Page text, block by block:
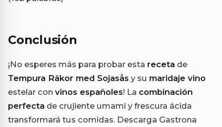
Conclusión
¡No esperes más para probar esta receta de
Tempura Räkor med Sojasås y su maridaje vino
estelar con vinos españoles! La combinación
perfecta de crujiente umami y frescura ácida
transformará tus comidas. Descarga Gastrona